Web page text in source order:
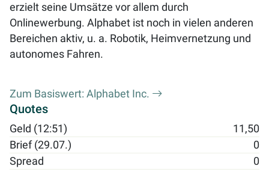
erzielt seine Umsätze vor allem durch
Onlinewerbung. Alphabet ist noch in vielen anderen
Bereichen aktiv, u. a. Robotik, Heimvernetzung und
autonomes Fahren.
Zum Basiswert: Alphabet Inc.
Quotes
Geld (12:51)
11,50
Brief (29.07.)
0
Spread
0